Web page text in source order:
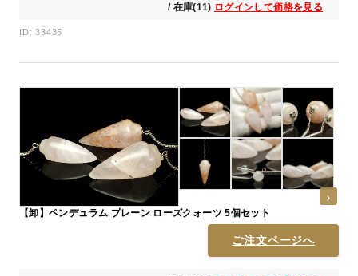
/ 在庫(11) ログインして価格を見る
ID: 33435
【卸】ペンデュラム プレーン ローズクォーツ 5個セット
ご注文ページへ